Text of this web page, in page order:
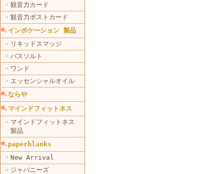
観音力カード
観音力ポストカード
インボケーション 製品
リキッドスマッジ
バスソルト
ワンド
エッセンシャルオイル
ならや
マインドフィットネス
マインドフィットネス
製品
paperblanks
New Arrival
ジャパニーズ